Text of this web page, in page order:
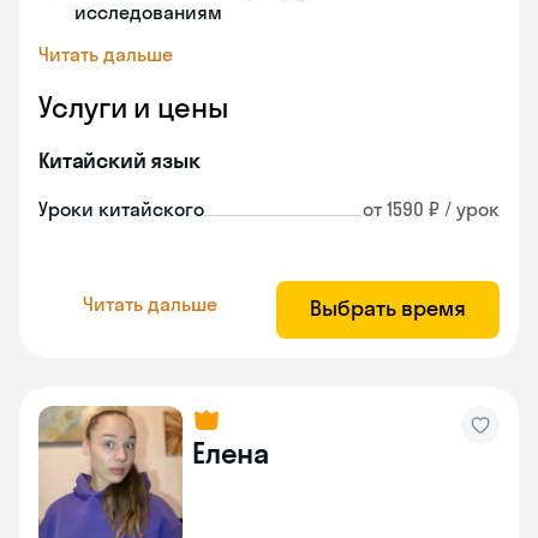
исследованиям
Читать дальше
Услуги и цены
Китайский язык
Уроки китайского от 1590 ₽ / урок
Читать дальше Выбрать время
Елена